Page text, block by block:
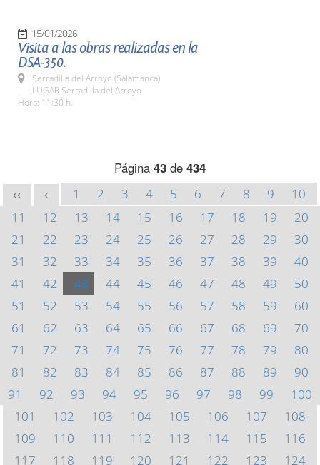
15/01/2026
Visita a las obras realizadas en la
DSA-350.
Serradilla del Arroyo (Salamanca)
LUGAR Serradilla del Arroyo
Hora: 11:30 h.
Página 43 de 434
<< < 1 2 3 4 5 6 7 8 9
10
11
12 13 14 15 16 17 18 19
20
21
22 23 24 25 26 27 28 29
30
31
32 33 34 35 36 37 38 39
40
41
42 43 44 45 46 47 48 49
50
51
52 53 54 55 56 57 58 59
60
61
62 63 64 65 66 67 68 69
70
71
72 73 74 75 76 77 78 79
80
81
82 83 84 85 86 87 88 89
90
91
92 93 94 95 96 97 98 99
100
101
102 103 104 105 106 107
108
109
110 111 112 113 114 115
116
117
118 119 120 121 122 123
124